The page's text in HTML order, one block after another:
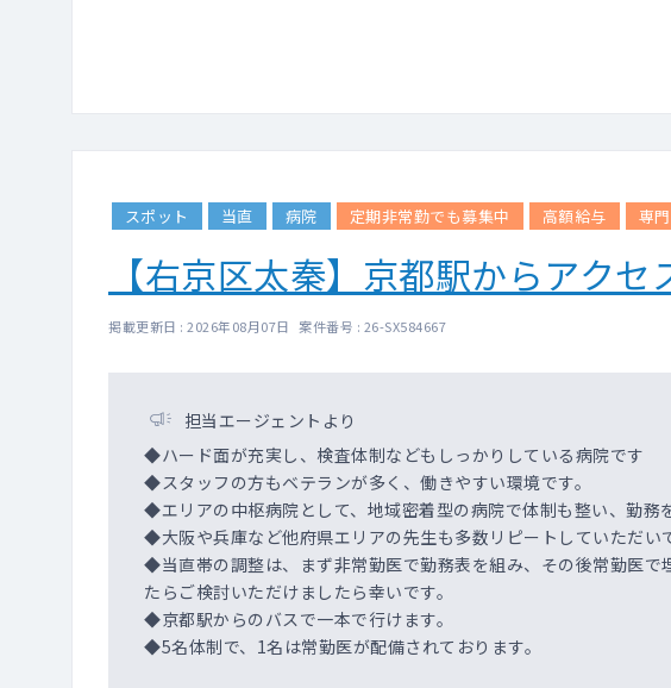
スポット 当直 病院 定期非常勤でも募集中 高額給与 専
【右京区太秦】京都駅からアク
掲載更新日 : 2026年08月07日 案件番号 : 26-SX584667
担当エージェントより
◆ハード面が充実し、検査体制などもしっかりしている病院です
◆スタッフの方もベテランが多く、働きやすい環境です。
◆エリアの中枢病院として、地域密着型の病院で体制も整い、勤務
◆大阪や兵庫など他府県エリアの先生も多数リピートしていただい
◆当直帯の調整は、まず非常勤医で勤務表を組み、その後常勤医
たらご検討いただけましたら幸いです。
◆京都駅からのバスで一本で行けます。
◆5名体制で、1名は常勤医が配備されております。